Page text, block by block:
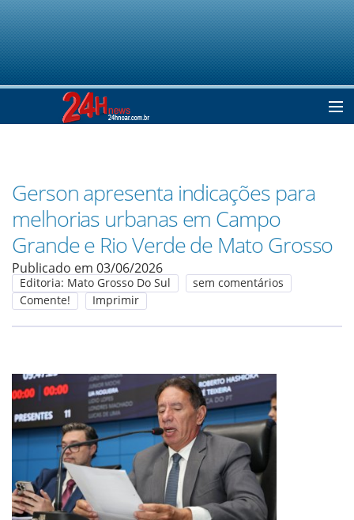
Notícias
Colunistas
Classificados
Anuncie
Cinema
Gerson apresenta indicações para
melhorias urbanas em Campo
Grande e Rio Verde de Mato Grosso
Publicado em 03/06/2026
Editoria: Mato Grosso Do Sul
sem comentários
Comente!
Imprimir